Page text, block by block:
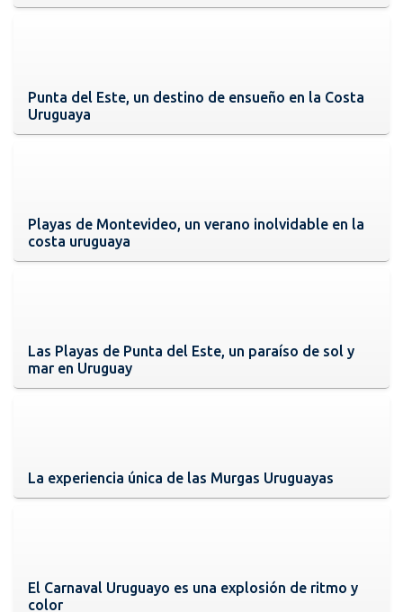
Punta del Este, un destino de ensueño en la Costa
Uruguaya
Playas de Montevideo, un verano inolvidable en la
costa uruguaya
Las Playas de Punta del Este, un paraíso de sol y
mar en Uruguay
La experiencia única de las Murgas Uruguayas
El Carnaval Uruguayo es una explosión de ritmo y
color